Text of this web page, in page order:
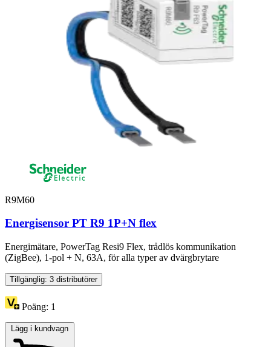
R9M60
Energisensor PT R9 1P+N flex
Energimätare, PowerTag Resi9 Flex, trådlös kommunikation
(ZigBee), 1-pol + N, 63A, för alla typer av dvärgbrytare
Tillgänglig: 3 distributörer
Poäng: 1
Lägg i kundvagn